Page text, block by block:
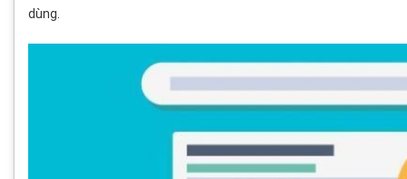
dùng.